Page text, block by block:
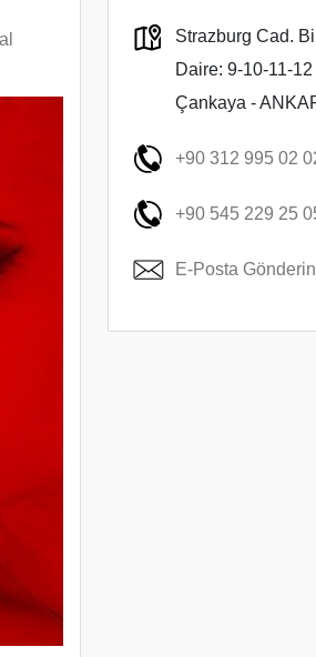
Strazburg Cad.
Daire: 9-10-11-
Çankaya -
+90 312 995 02
+90 545 229 25
E-Posta Gönderin